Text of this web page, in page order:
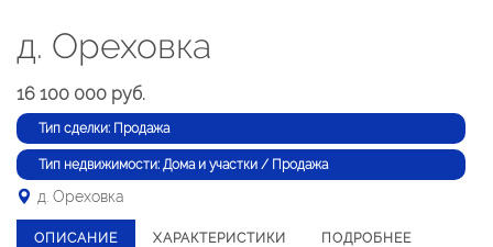
д. Ореховка
16 100 000 руб.
Тип сделки: Продажа
Тип недвижимости: Дома и участки / Продажа
д. Ореховка
ОПИСАНИЕ ХАРАКТЕРИСТИКИ ПОДРОБНЕЕ